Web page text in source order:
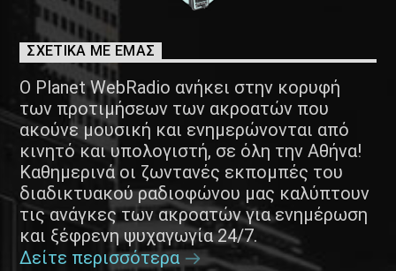
ΣΧΕΤΙΚΑ ΜΕ ΕΜΑΣ
Ο Planet WebRadio ανήκει στην κορυφή
των προτιμήσεων των ακροατών που
ακούνε μουσική και ενημερώνονται από
κινητό και υπολογιστή, σε όλη την Αθήνα!
Καθημερινά οι ζωντανές εκπομπές του
διαδικτυακού ραδιοφώνου μας καλύπτουν
τις ανάγκες των ακροατών για ενημέρωση
και ξέφρενη ψυχαγωγία 24/7.
Δείτε περισσότερα